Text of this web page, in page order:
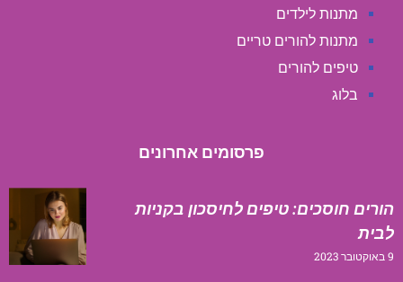
מתנות לילדים
מתנות להורים טריים
טיפים להורים
בלוג
פרסומים אחרונים
הורים חוסכים: טיפים לחיסכון בקניות
לבית
9 באוקטובר 2023